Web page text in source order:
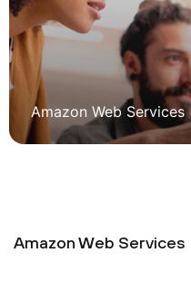
Amazon Web Services
Amazon Web Services